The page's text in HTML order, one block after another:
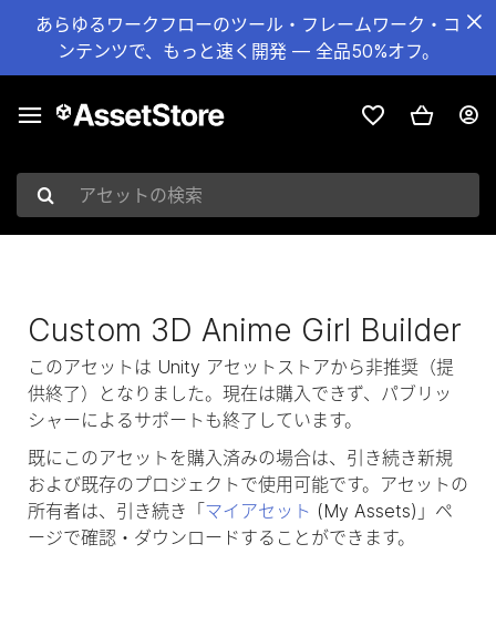
あらゆるワークフローのツール・フレームワーク・コ
ンテンツで、もっと速く開発 — 全品50%オフ。
アセットの検索
Custom 3D Anime Girl Builder
このアセットは Unity アセットストアから非推奨（提
供終了）となりました。現在は購入できず、パブリッ
シャーによるサポートも終了しています。
既にこのアセットを購入済みの場合は、引き続き新規
および既存のプロジェクトで使用可能です。アセットの
所有者は、引き続き「 マイアセット (My Assets)」ペ
ージで確認・ダウンロードすることができます。